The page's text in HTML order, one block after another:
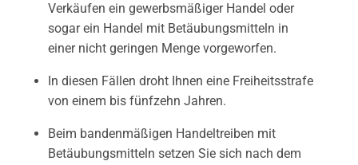
Verkäufen ein gewerbsmäßiger Handel oder
sogar ein Handel mit Betäubungsmitteln in
einer nicht geringen Menge vorgeworfen.
In diesen Fällen droht Ihnen eine Freiheitsstrafe
von einem bis fünfzehn Jahren.
Beim bandenmäßigen Handeltreiben mit
Betäubungsmitteln setzen Sie sich nach dem